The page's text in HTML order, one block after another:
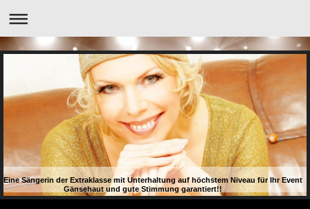
Eine Sängerin der Extraklasse mit Unterhaltung auf höchstem Niveau für Ihr Event
Gänsehaut und gute Stimmung garantiert!!